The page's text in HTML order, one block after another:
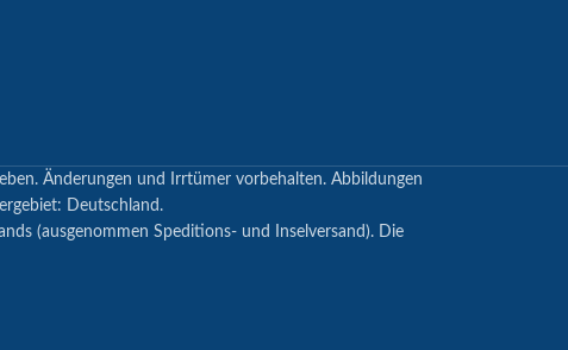
Änderungen und Irrtümer vorbehalten. Abbildungen
Deutschland.
(ausgenommen Speditions- und Inselversand). Die